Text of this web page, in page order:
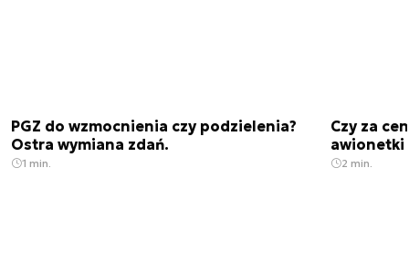
PGZ do wzmocnienia czy podzielenia?
Ostra wymiana zdań.
1 min.
Czy za
awionetki
2 min.